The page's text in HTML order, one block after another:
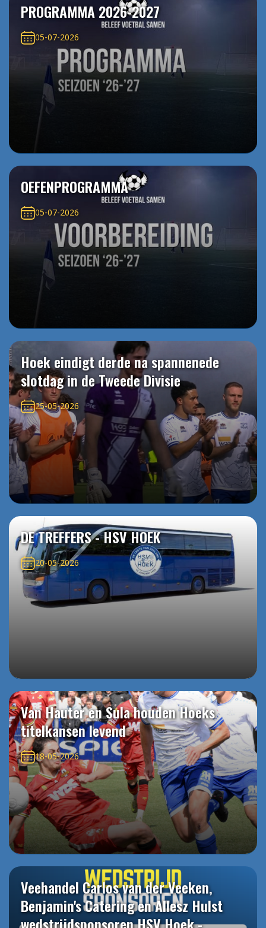
PROGRAMMA 2026-2027
05-07-2026
OEFENPROGRAMMA
05-07-2026
Hoek eindigt derde na spannenede
slotdag in de Tweede Divisie
25-05-2026
DE TREFFERS - HSV HOEK
20-05-2026
Van Hauter en Sula houden Hoeks
titelkansen levend
18-05-2026
Veehandel Carlos van der Veeken,
Benjamin's Catering en Allesz Hulst